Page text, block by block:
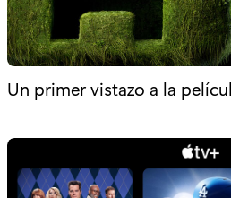
Un primer vistazo a la